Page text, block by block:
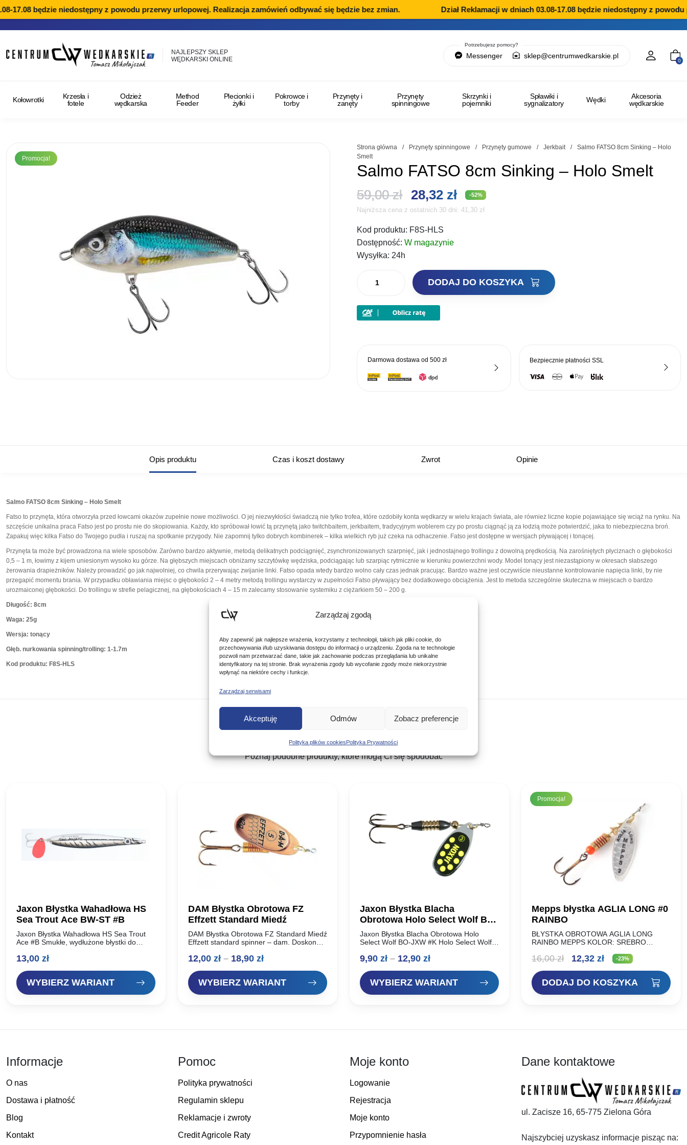
Zarządzaj zgodą
Aby zapewnić jak najlepsze wrażenia, korzystamy z technologii, takich jak pliki cookie, do
przechowywania i/lub uzyskiwania dostępu do informacji o urządzeniu. Zgoda na te technologie
pozwoli nam przetwarzać dane, takie jak zachowanie podczas przeglądania lub unikalne
identyfikatory na tej stronie. Brak wyrażenia zgody lub wycofanie zgody może niekorzystnie
wpłynąć na niektóre cechy i funkcje.
Zarządzaj serwisami
Akceptuję Odmów Zobacz preferencje
Polityka plików cookiesPolityka Prywatności
17.08 będzie niedostępny z powodu przerwy urlopowej. Realizacja zamówień odbywać się będzie bez zmian. Dział Reklamacji w dniach 03.08-17.08 będzie niedostępny z powodu
NAJLEPSZY SKLEP
WĘDKARSKI ONLINE
Potrzebujesz pomocy?
Messenger sklep@centrumwedkarskie.pl
0
Kołowrotki
Krzesła i
fotele
Odzież
wędkarska
Method
Feeder
Plecionki i
żyłki
Pokrowce i
torby
Przynęty i
zanęty
Przynęty
spinningowe
Skrzynki i
pojemniki
Spławiki i
sygnalizatory
Wędki
Akcesoria
wędkarskie
Promocja!
Strona główna / Przynęty spinningowe / Przynęty gumowe / Jerkbait /
Salmo FATSO 8cm Sinking – Holo
Smelt
Salmo FATSO 8cm Sinking – Holo Smelt
59,00zł Pierwotna
cena
wynosiła:
28,32 złAktualna
cena
-52%
Najniższa cena z ostatnich 30 dni:41,30 zł
Kod produktu: F8S-HLS
Dostępność:W magazynie
Wysyłka:24h
Salmo
8cm
Smelt
DODAJ DO KOSZYKA
Darmowa dostawa od500 zł Bezpiecznie płatnościSSL
Opis produktu Czas i koszt dostawy Zwrot Opinie
Salmo FATSO 8cm Sinking – Holo Smelt
Fatso to przynęta, która otworzyła przed łowcami okazów zupełnie nowe możliwości. O jej niezwykłości świadczą nie tylko trofea, które ozdobiły konta wędkarzy w wielu krajach świata, ale również liczne kopie pojawiające się wciąż na rynku. Na
szczęście unikalna praca Fatso jest po prostu nie do skopiowania. Każdy, kto spróbował łowić tą przynętą jako twitchbaitem, jerkbaitem, tradycyjnym woblerem czy po prostu ciągnąć ją za łodzią może potwierdzić, jaka to niebezpieczna broń.
Zapakuj więc kilka Fatso do Twojego pudła i ruszaj na spotkanie przygody. Nie zapomnij tylko dobrych kombinerek – kilka wielkich ryb już czeka na odhaczenie. Fatso jest dostępne w wersjach pływającej i tonącej.
Przynęta ta może być prowadzona na wiele sposobów. Zarówno bardzo aktywnie, metodą delikatnych podciągnięć, zsynchronizowanych szarpnięć, jak i jednostajnego trollingu z dowolną prędkością. Na zarośniętych płyciznach o głębokości
0,5 – 1 m, łowimy z kijem uniesionym wysoko ku górze. Na głębszych miejscach obniżamy szczytówkę wędziska, podciągając lub szarpiąc rytmicznie w kierunku powierzchni wody. Model tonący jest niezastąpiony w okresach słabszego
żerowania drapieżników. Należy prowadzić go jak najwolniej, co chwila przerywając zwijanie linki. Fatso opada wtedy bardzo wolno cały czas jednak pracując. Bardzo ważne jest oczywiście nieustanne kontrolowanie napięcia linki, by nie
przegapić momentu brania. W przypadku obławiania miejsc o głębokości 2 – 4 metry metodą trollingu wystarczy w zupełności Fatso pływający bez dodatkowego obciążenia. Jest to metoda szczególnie skuteczna w miejscach o bardzo
urozmaiconej głębokości. Do trollingu w strefie pelagicznej, na głębokościach 4 – 15 m zalecamy stosowanie systemiku z ciężarkiem 50 – 200 g.
Długość: 8cm
Waga: 25g
Wersja: tonący
Głęb. nurkowania spinning/trolling: 1-1.7m
Kod produktu: F8S-HLS
Podobne produkty
Poznaj podobne produkty, które mogą Ci się spodobać
Jaxon Błystka Wahadłowa HS
Sea Trout Ace BW-ST #B
Jaxon Błystka Wahadłowa HS Sea Trout
Ace #B Smukłe, wydłużone błystki do
waga pozwala na uzyskiwanie bardzo
13,00 zł
WYBIERZ WARIANT
DAM Błystka Obrotowa FZ
Effzett Standard Miedź
DAM Błystka Obrotowa FZ Standard Miedź
Effzett standard spinner – dam. Doskonałe
oferta dla wymagających wędkarzy.
12,00 zł – 18,90 złZakres
cen:
od
WYBIERZ WARIANT
Jaxon Błystka Blacha
Obrotowa Holo Select Wolf BO-
JXW #K
Jaxon Błystka Blacha Obrotowa Holo
Select Wolf BO-JXW #K Holo Select Wolf
natychmiastowa praca skrzydełka.
klasyczny design….
9,90 zł – 12,90 złZakres
cen:
od
WYBIERZ WARIANT
Promocja!
Mepps błystka AGLIA LONG #0
RAINBO
BŁYSTKA OBROTOWA AGLIA LONG
RAINBO MEPPS KOLOR: SREBRO
2,5g NR 1 4,5g NR 1+ 6g NR 2…
16,00zł
Pierwotna
cena
wynosiła:
12,32 złAktualna
cena
wynosi:
-23%
DODAJ DO KOSZYKA
Informacje
O nas
Dostawa i płatność
Blog
Kontakt
Pomoc
Polityka prywatności
Regulamin sklepu
Reklamacje i zwroty
Credit Agricole Raty
Moje konto
Logowanie
Rejestracja
Moje konto
Przypomnienie hasła
Dane kontaktowe
ul. Zacisze 16, 65-775 Zielona Góra
Najszybciej uzyskasz informacje pisząc na: